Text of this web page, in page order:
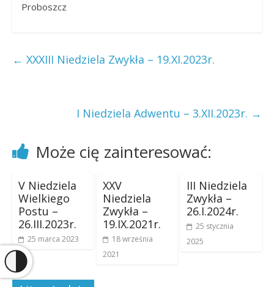
Proboszcz
← XXXIII Niedziela Zwykła – 19.XI.2023r.
I Niedziela Adwentu – 3.XII.2023r. →
Może cię zainteresować:
V Niedziela
Wielkiego
Postu –
26.III.2023r.
25 marca 2023
XXV
Niedziela
Zwykła –
19.IX.2021r.
18 września
2021
III Niedziela
Zwykła –
26.I.2024r.
25 stycznia
2025